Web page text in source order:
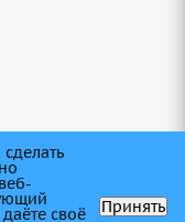
своё Принять